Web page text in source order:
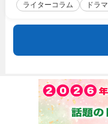
ライターコラム ドラマ